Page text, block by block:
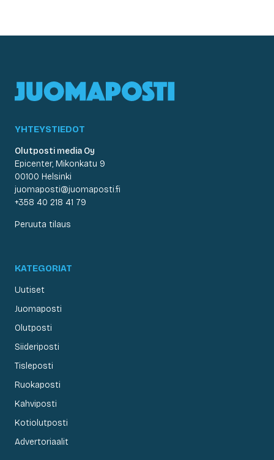
YHTEYSTIEDOT
Olutposti media Oy
Epicenter, Mikonkatu 9
00100 Helsinki
juomaposti@juomaposti.fi
+358 40 218 41 79
Peruuta tilaus
KATEGORIAT
Uutiset
Juomaposti
Olutposti
Siideriposti
Tisleposti
Ruokaposti
Kahviposti
Kotiolutposti
Advertoriaalit